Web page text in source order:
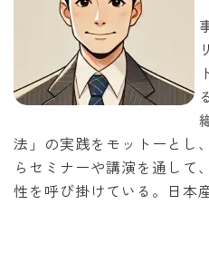
法」の実践をモットーとし
らセミナーや講演を通して
性を呼び掛けている。日本